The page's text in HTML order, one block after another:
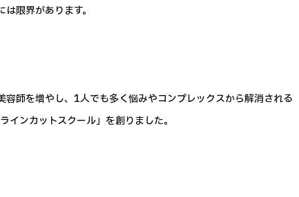
限界があります。
師を増やし、1人でも多く悩みやコンプレックスから解消される
インカットスクール」を創りました。